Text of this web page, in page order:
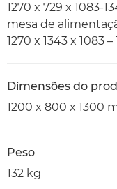
1270 x 729 x 1083-
mesa de
1270 x 1343 x 1083
Dimensões do
1200 x 800 x 1300
Peso
132 kg